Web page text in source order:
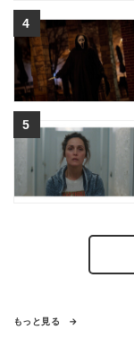
もっと見る